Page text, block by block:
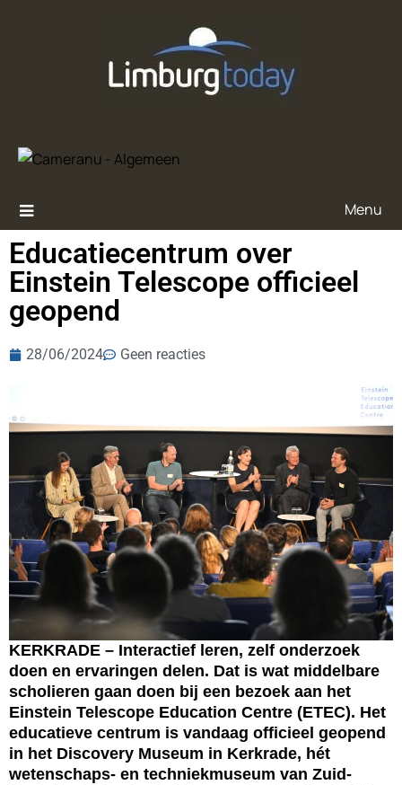
Menu
Educatiecentrum over
Einstein Telescope officieel
geopend
28/06/2024 Geen reacties
KERKRADE – Interactief leren, zelf onderzoek
doen en ervaringen delen. Dat is wat middelbare
scholieren gaan doen bij een bezoek aan het
Einstein Telescope Education Centre (ETEC). Het
educatieve centrum is vandaag officieel geopend
in het Discovery Museum in Kerkrade, hét
wetenschaps- en techniekmuseum van Zuid-